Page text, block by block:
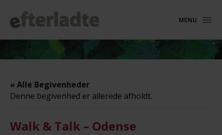
MENU
« Alle Begivenheder
Denne begivenhed er allerede afholdt.
Walk & Talk – Odense